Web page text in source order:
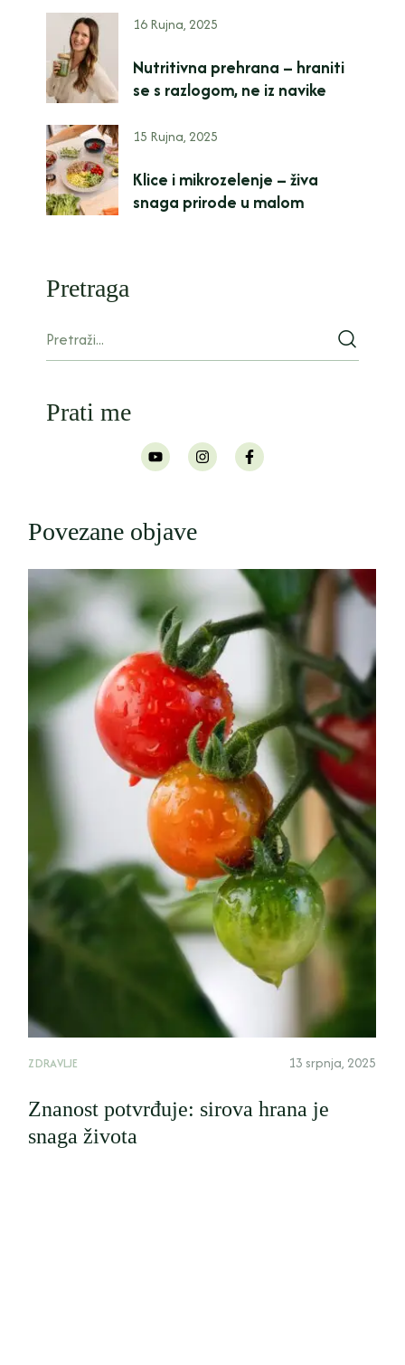
16 Rujna, 2025
Nutritivna prehrana – hraniti
se s razlogom, ne iz navike
15 Rujna, 2025
Klice i mikrozelenje – živa
snaga prirode u malom
Pretraga
Prati me
Povezane objave
ZDRAVLJE 13 srpnja, 2025
Znanost potvrđuje: sirova hrana je
snaga života